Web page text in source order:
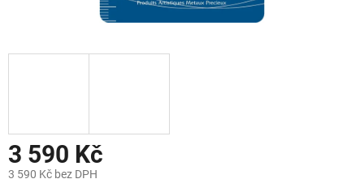
3 590 Kč
3 590 Kč bez DPH